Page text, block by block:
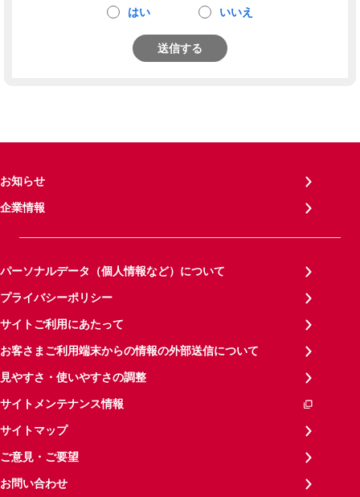
はい いいえ
送信する
お知らせ
企業情報
パーソナルデータ（個人情報など）について
プライバシーポリシー
サイトご利用にあたって
お客さまご利用端末からの情報の外部送信について
見やすさ・使いやすさの調整
サイトメンテナンス情報
サイトマップ
ご意見・ご要望
お問い合わせ